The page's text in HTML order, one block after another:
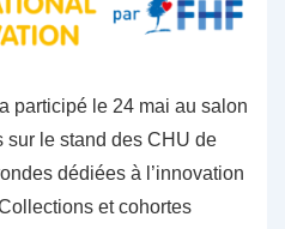
participé le 24 mai au salon
sur le stand des CHU de
dédiées à l’innovation
et cohortes